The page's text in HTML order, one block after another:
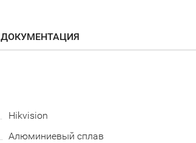
ДОКУМЕНТАЦИЯ
Hikvision
Алюминиевый сплав